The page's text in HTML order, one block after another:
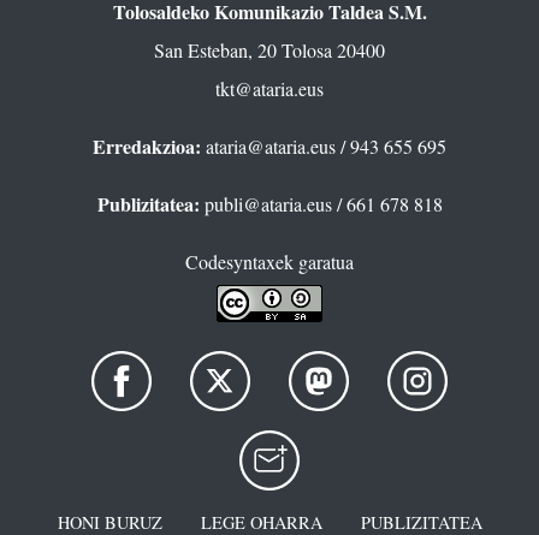
Tolosaldeko Komunikazio Taldea S.M.
San Esteban, 20 Tolosa 20400
tkt@ataria.eus
Erredakzioa: ataria@ataria.eus/ 943 655 695
Publizitatea: publi@ataria.eus/ 661 678 818
Codesyntaxek garatua
HONI BURUZ LEGE OHARRA
PUBLIZITATEA